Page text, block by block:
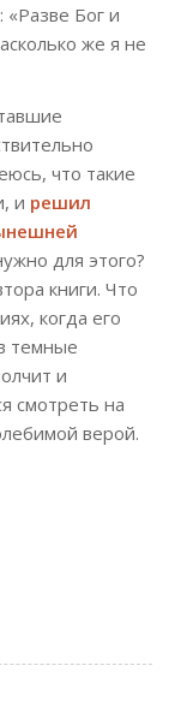
«Разве Бог и
же я не
что такие
и решил
для этого?
книги. Что
когда его
темные
и
смотреть на
верой.